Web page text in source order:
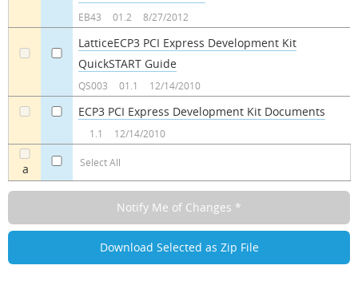
a Select All
EB43 01.2 8/27/2012
LatticeECP3 PCI Express Development Kit
QuickSTART Guide
QS003 01.1 12/14/2010
ECP3 PCI Express Development Kit Documents
1.1 12/14/2010